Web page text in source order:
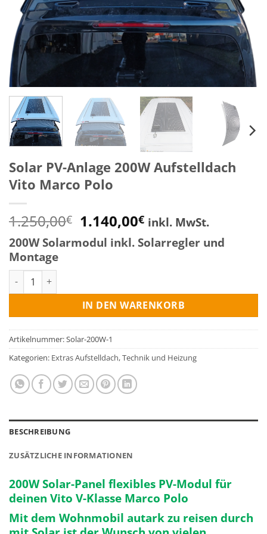
Solar PV-Anlage 200W Aufstelldach
Vito Marco Polo
1.250,00€ Ursprünglicher
Preis
war:
1.140,00€Aktueller
Preis
ist:
inkl. MwSt.
200W Solarmodul inkl. Solarregler und
Montage
Solar PV-Anlage 200W Aufstelldach Vito Marco Polo Menge
IN DEN WARENKORB
Artikelnummer:Solar-200W-1
Kategorien: Extras Aufstelldach,Technik und Heizung
BESCHREIBUNG
ZUSÄTZLICHE INFORMATIONEN
200W Solar-Panel flexibles PV-Modul für
deinen Vito V-Klasse Marco Polo
Mit dem Wohnmobil autark zu reisen durch